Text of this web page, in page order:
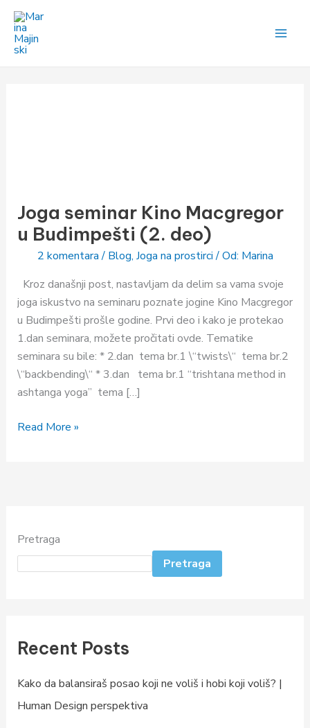
Pređi
sadržaj
Joga seminar Kino Macgregor
u Budimpešti (2. deo)
2 komentara / Blog, Joga na prostirci/ Od: Marina
Kroz današnji post, nastavljam da delim sa vama svoje
joga iskustvo na seminaru poznate jogine Kino Macgregor
u Budimpešti prošle godine. Prvi deo i kako je protekao
1.dan seminara, možete pročitati ovde. Tematike
seminara su bile: * 2.dan tema br.1 \“twists\“ tema br.2
\“backbending\“ * 3.dan tema br.1 “trishtana method in
ashtanga yoga” tema […]
Kino
Macgregor
(2.
deo)
Read More »
Pretraga
Pretraga
Recent Posts
Kako da balansiraš posao koji ne voliš i hobi koji voliš? |
Human Design perspektiva